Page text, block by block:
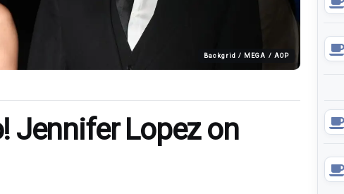
Backgrid / MEGA / AOP
Jennifer Lopez on